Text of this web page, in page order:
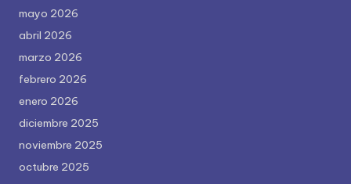
mayo 2026
abril 2026
marzo 2026
febrero 2026
enero 2026
diciembre 2025
noviembre 2025
octubre 2025